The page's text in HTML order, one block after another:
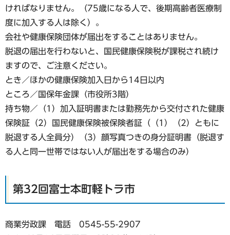
ければなりません。（75歳になる人で、後期高齢者医療制
度に加入する人は除く）。
会社や健康保険団体が届出をすることはありません。
脱退の届出を行わないと、国民健康保険税が課税され続け
ますので、ご注意ください。
とき／ほかの健康保険加入日から14日以内
ところ／国保年金課（市役所3階）
持ち物／（1）加入証明書または勤務先から交付された健康
保険証（2）国民健康保険被保険者証（（1）（2）ともに
脱退する人全員分）（3）顔写真つきの身分証明書（脱退す
る人と同一世帯ではない人が届出をする場合のみ）
第32回富士本町軽トラ市
商業労政課 電話 0545-55-2907